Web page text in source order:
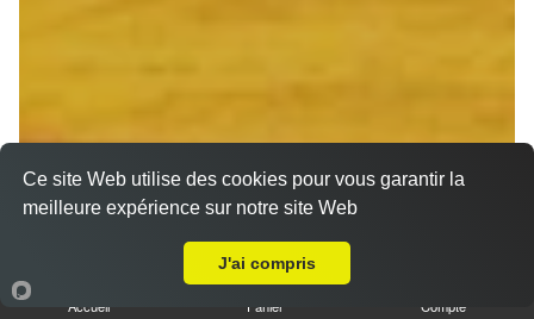
Accueil Panier Compte
Ce site Web utilise des cookies pour vous garantir la
meilleure expérience sur notre site Web
J'ai compris